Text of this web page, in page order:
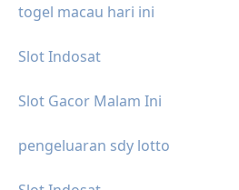
togel macau hari ini
Slot Indosat
Slot Gacor Malam Ini
pengeluaran sdy lotto